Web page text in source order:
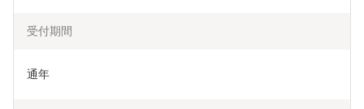
受付期間
通年